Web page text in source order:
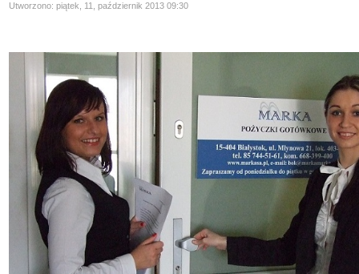
Utworzono: piątek, 11, październik 2013 09:30